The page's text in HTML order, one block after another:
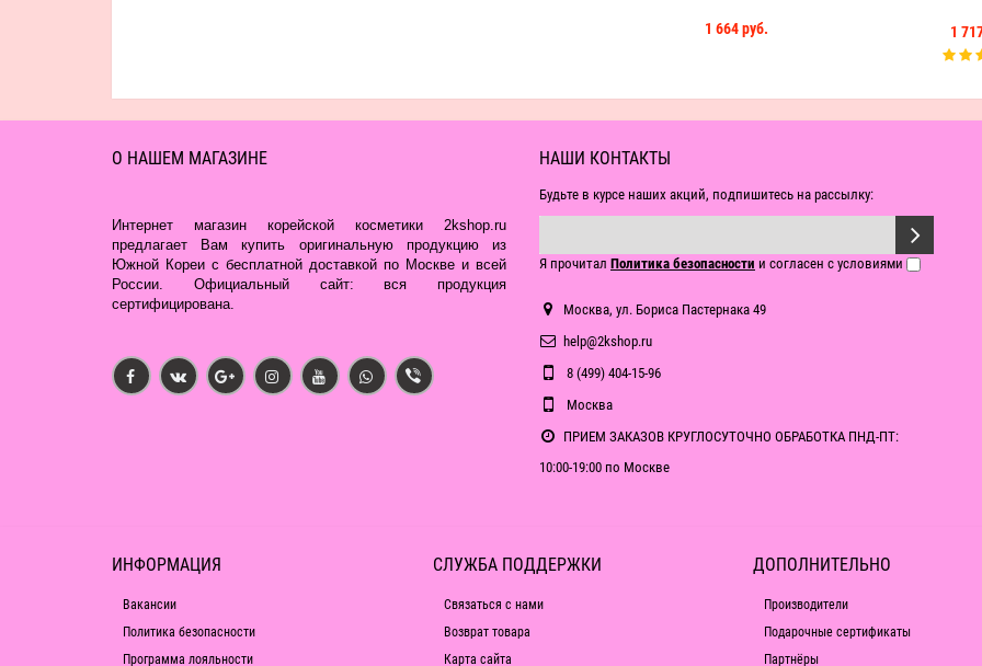
1 664 руб. 1
О НАШЕМ МАГАЗИНЕ
Интернет магазин корейской косметики 2kshop.ru
предлагает Вам купить оригинальную продукцию из
Южной Кореи с бесплатной доставкой по Москве и всей
России. Официальный сайт: вся продукция
сертифицирована.
НАШИ КОНТАКТЫ
Будьте в курсе наших акций, подпишитесь на рассылку:
Я прочитал Политика безопасности и согласен с условиями
Москва, ул. Бориса Пастернака 49
help@2kshop.ru
8 (499) 404-15-96
Москва
ПРИЕМ ЗАКАЗОВ КРУГЛОСУТОЧНО ОБРАБОТКА ПНД-ПТ:
10:00-19:00 по Москве
ИНФОРМАЦИЯ
Вакансии
Политика безопасности
Программа лояльности
СЛУЖБА ПОДДЕРЖКИ
Связаться с нами
Возврат товара
Карта сайта
ДОПОЛНИТЕЛЬНО
Производители
Подарочные сертификаты
Партнёры